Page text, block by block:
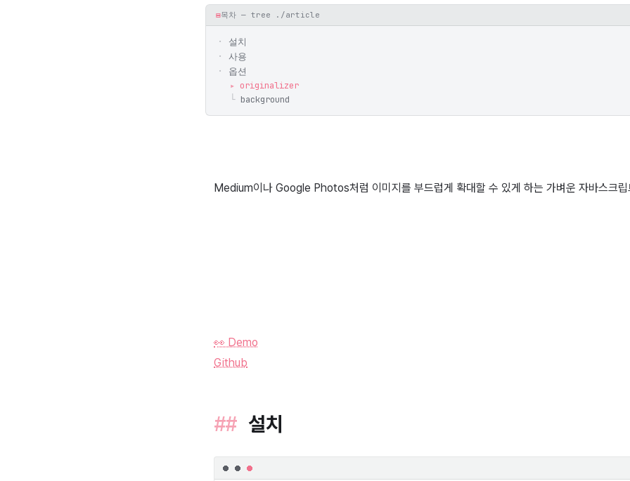
▤목차 — tree ./article
설치
사용
옵션
originalizer
background
Medium이나 Google Photos처럼 이미지를 부드럽게 확대할 수 있게 하는 가벼운 자바스크립
👀 Demo
Github
설치